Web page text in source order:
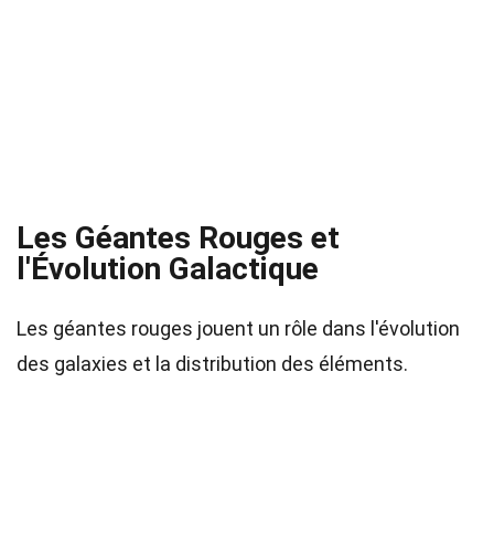
Les Géantes Rouges et
l'Évolution Galactique
Les géantes rouges jouent un rôle dans l'évolution
des galaxies et la distribution des éléments.